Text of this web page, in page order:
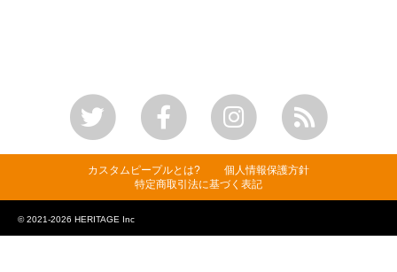
カスタムピープルとは?
個人情報保護方針
特定商取引法に基づく表記
© 2021-2026 HERITAGE Inc